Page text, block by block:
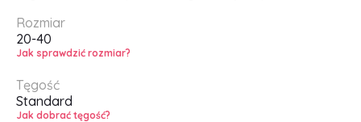
Rozmiar
20-40
Jak sprawdzić rozmiar?
Tęgość
Standard
Jak dobrać tęgość?